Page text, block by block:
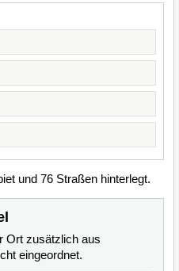
und 76 Straßen hinterlegt.
Ort zusätzlich aus
eingeordnet.